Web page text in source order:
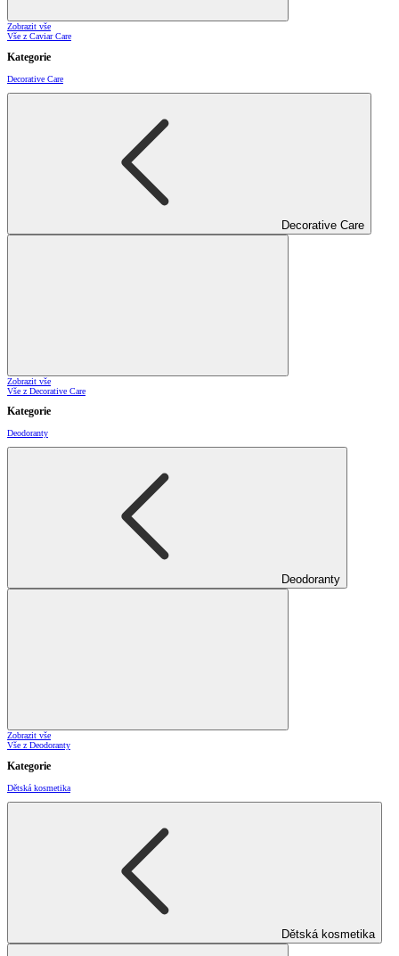
Zobrazit vše
Vše z Caviar Care
Kategorie
Decorative Care
Decorative Care
Zobrazit vše
Vše z Decorative Care
Kategorie
Deodoranty
Deodoranty
Zobrazit vše
Vše z Deodoranty
Kategorie
Dětská kosmetika
Dětská kosmetika